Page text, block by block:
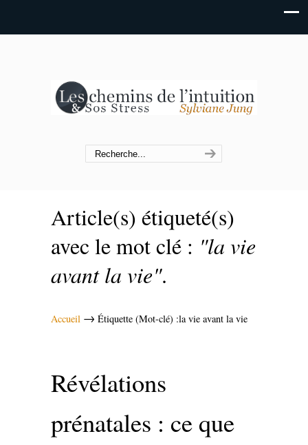
Article(s) étiqueté(s)
avec le mot clé : "la vie
avant la vie".
Accueil → Étiquette (Mot-clé) :la vie avant la vie
Révélations
prénatales : ce que